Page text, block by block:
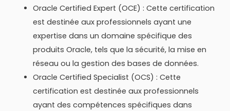
Oracle Certified Expert (OCE) : Cette certification
est destinée aux professionnels ayant une
expertise dans un domaine spécifique des
produits Oracle, tels que la sécurité, la mise en
réseau ou la gestion des bases de données.
Oracle Certified Specialist (OCS) : Cette
certification est destinée aux professionnels
ayant des compétences spécifiques dans